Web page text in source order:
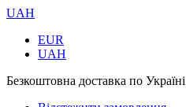
UAH
EUR
UAH
Безкоштовна доставка по